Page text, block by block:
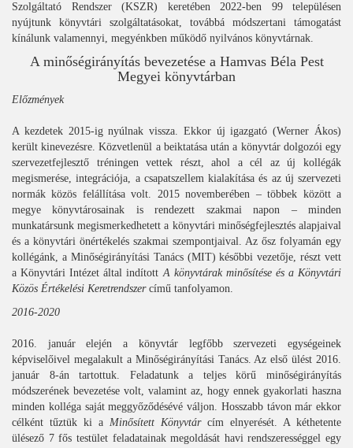
Szolgáltató Rendszer (KSZR) keretében 2022-ben 99 településen
nyújtunk könyvtári szolgáltatásokat, továbbá módszertani támogatást
kínálunk valamennyi, megyénkben működő nyilvános könyvtárnak.
A minőségirányítás bevezetése a Hamvas Béla Pest
Megyei könyvtárban
Előzmények
A kezdetek 2015-ig nyúlnak vissza. Ekkor új igazgató (Werner Ákos)
került kinevezésre. Közvetlenül a beiktatása után a könyvtár dolgozói egy
szervezetfejlesztő tréningen vettek részt, ahol a cél az új kollégák
megismerése, integrációja, a csapatszellem kialakítása és az új szervezeti
normák közös felállítása volt. 2015 novemberében – többek között a
megye könyvtárosainak is rendezett szakmai napon – minden
munkatársunk megismerkedhetett a könyvtári minőségfejlesztés alapjaival
és a könyvtári önértékelés szakmai szempontjaival. Az ősz folyamán egy
kollégánk, a Minőségirányítási Tanács (MIT) későbbi vezetője, részt vett
a Könyvtári Intézet által indítottA könyvtárak minősítése és a Könyvtári
Közös Értékelési Keretrendszercímű tanfolyamon.
2016-2020
2016. január elején a könyvtár legfőbb szervezeti egységeinek
képviselőivel megalakult a Minőségirányítási Tanács. Az első ülést 2016.
január 8-án tartottuk. Feladatunk a teljes körű minőségirányítás
módszerének bevezetése volt, valamint az, hogy ennek gyakorlati haszna
minden kolléga saját meggyőződésévé váljon. Hosszabb távon már ekkor
célként tűztük ki a Minősített Könyvtárcím elnyerését. A kéthetente
ülésező 7 fős testület feladatainak megoldását havi rendszerességgel egy